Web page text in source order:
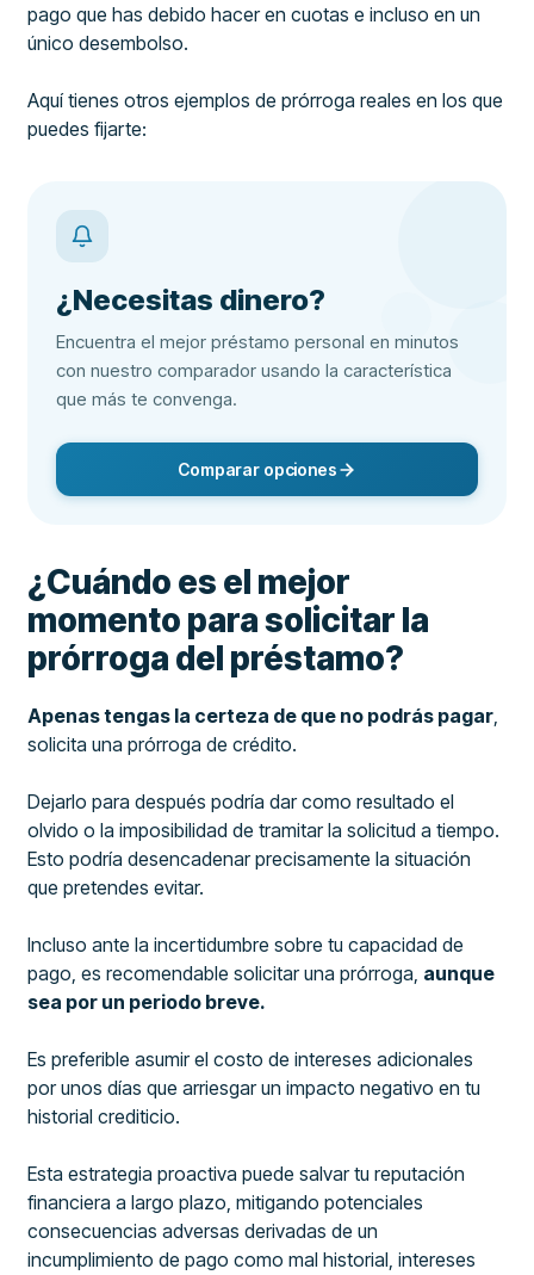
pago que has debido hacer en cuotas e incluso en un
único desembolso.
Aquí tienes otros ejemplos de prórroga reales en los que
puedes fijarte:
¿Necesitas dinero?
Encuentra el mejor préstamo personal en minutos
con nuestro comparador usando la característica
que más te convenga.
Comparar opciones
¿Cuándo es el mejor
momento para solicitar la
prórroga del préstamo?
Apenas tengas la certeza de que no podrás pagar,
solicita una prórroga de crédito.
Dejarlo para después podría dar como resultado el
olvido o la imposibilidad de tramitar la solicitud a tiempo.
Esto podría desencadenar precisamente la situación
que pretendes evitar.
Incluso ante la incertidumbre sobre tu capacidad de
pago, es recomendable solicitar una prórroga, aunque
sea por un periodo breve.
Es preferible asumir el costo de intereses adicionales
por unos días que arriesgar un impacto negativo en tu
historial crediticio.
Esta estrategia proactiva puede salvar tu reputación
financiera a largo plazo, mitigando potenciales
consecuencias adversas derivadas de un
incumplimiento de pago como mal historial, intereses